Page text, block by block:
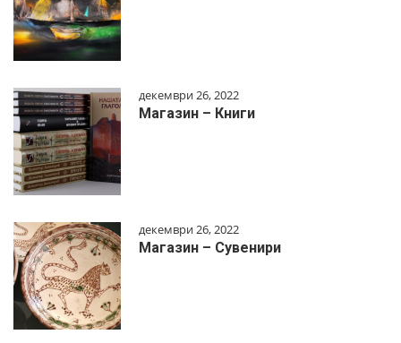
декември 26, 2022
Магазин – Книги
декември 26, 2022
Магазин – Сувенири